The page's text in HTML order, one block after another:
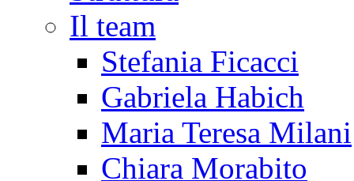
Il team
Stefania Ficacci
Gabriela Habich
Maria Teresa Milani
Chiara Morabito